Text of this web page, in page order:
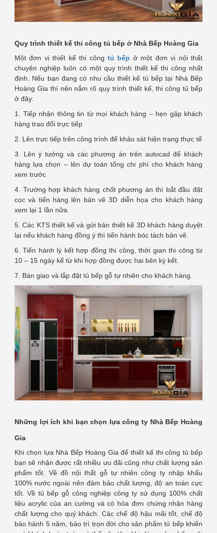
Quy trình thiết kế thi công tủ bếp ở Nhà Bếp Hoàng Gia
Một đơn vị thiết kế thi công tủ bếp ở một đơn vị nội thất
chuyên nghiệp luôn có một quy trình thiết kế thi công nhất
định. Nếu bạn đang có nhu cầu thiết kế tủ bếp tại Nhà Bếp
Hoàng Gia thì nên nắm rõ quy trình thiết kế, thi công tủ bếp
ở đây:
1. Tiếp nhận thông tin từ mọi khách hàng – hẹn gặp khách
hàng trao đổi trực tiếp
2. Lên trực tiếp trên công trình để khảo sát hiện trạng thực tế
3. Lên ý tưởng và các phương án trên autocad để khách
hàng lựa chọn – lên dự toán tổng chi phí cho khách hàng
xem trước
4. Trường hợp khách hàng chốt phương án thì bắt đầu đặt
cọc và tiến hàng lên bản vẽ 3D diễn họa cho khách hàng
xem lại 1 lần nữa.
5. Các KTS thiết kế và gửi bản thiết kế 3D khách hàng duyệt
lại nếu khách hàng đồng ý thì tiến hành bóc tách bản vẽ.
6. Tiến hành lý kết hợp đồng thi công, thời gian thi công từ
10 – 15 ngày kể từ khi hợp đồng được hai bên ký kết.
7. Bàn giao và lắp đặt tủ bếp gỗ tự nhiên cho khách hàng.
Những lợi ích khi bạn chọn lựa công ty Nhà Bếp Hoàng
Gia
Khi chọn lựa Nhà Bếp Hoàng Gia để thiết kế thi công tủ bếp
bạn sẽ nhận được rất nhiều ưu đãi cũng như chất lượng sản
phẩm tốt. Về đồ nội thất gỗ tự nhiên công ty nhập khẩu
100% nước ngoài nên đảm bảo chất lượng, độ an toàn cực
tốt. Về tủ bếp gỗ công nghiệp công ty sử dụng 100% chất
liệu acrylic của an cường và có hóa đơn chứng nhận hàng
chất lượng cho quý khách. Các chế độ hậu mãi tốt, chế độ
bảo hành 5 năm, bảo trì trọn đời cho sản phẩm tủ bếp khiến